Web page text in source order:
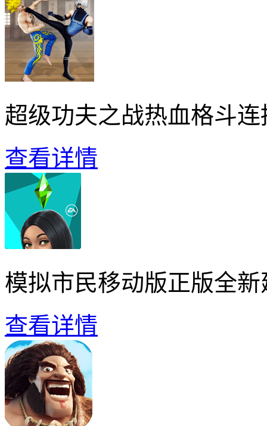
超级功夫之战热血格斗连
查看详情
模拟市民移动版正版全
查看详情